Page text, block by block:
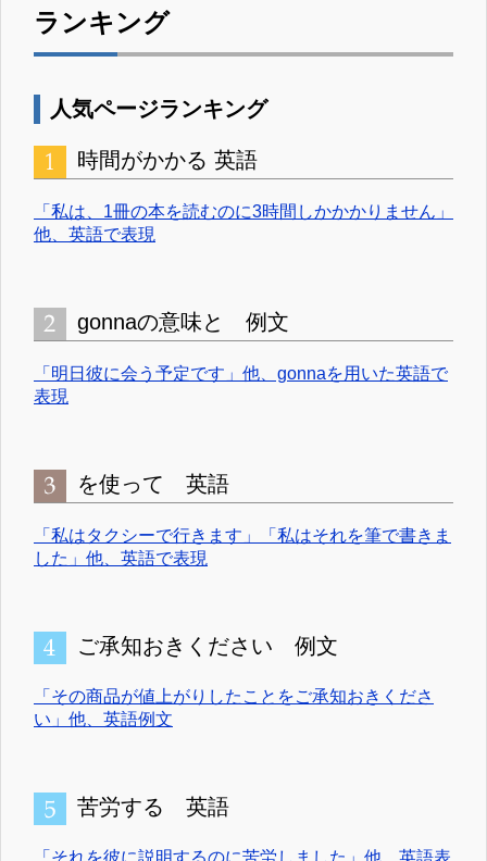
ランキング
人気ページランキング
時間がかかる 英語
「私は、1冊の本を読むのに3時間しかかかりません」
他、英語で表現
gonnaの意味と 例文
「明日彼に会う予定です」他、gonnaを用いた英語で
表現
を使って 英語
「私はタクシーで行きます」「私はそれを筆で書きま
した」他、英語で表現
ご承知おきください 例文
「その商品が値上がりしたことをご承知おきくださ
い」他、英語例文
苦労する 英語